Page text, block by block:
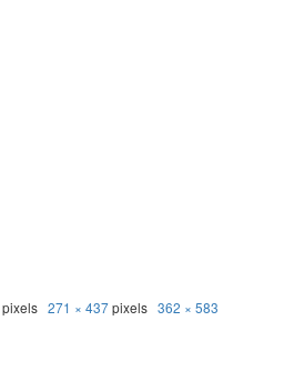
pixels 271 × 437pixels 362 × 583